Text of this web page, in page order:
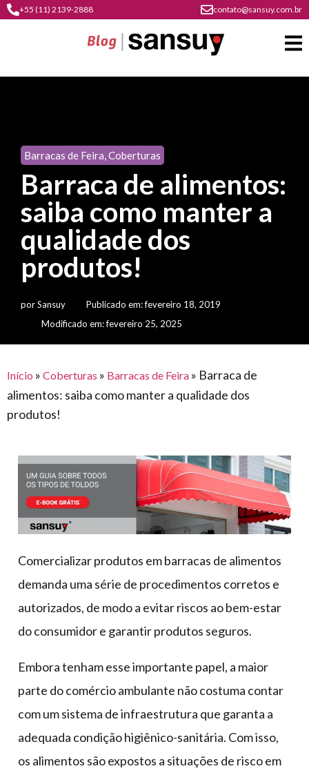
+55 (11) 2139-2888 contato@sansuy.com.br
contato
cultura
do
plástico
institucional
materiais
gratuitos
premiações
Agronegócio
psicultura
soluções
em
água
para
Coberturas
barracas
sansuy
de
feira
Indústria
visual
offshore
civil
piscinas
móveis,
calçados,
epi's
e
multiúso
Transporte
e logística
armazenagem
lonas
vida
de
Barracas de Feira,Coberturas
Barraca de alimentos:
saiba como manter a
qualidade dos
produtos!
porSansuy Publicado em:fevereiro 18, 2019
Modificado em: fevereiro 25, 2025
Início » Coberturas » Barracas de Feira » Barraca de
alimentos: saiba como manter a qualidade dos
produtos!
Comercializar produtos em barracas de alimentos
demanda uma série de procedimentos corretos e
autorizados, de modo a evitar riscos ao bem-estar
do consumidor e garantir produtos seguros.
Embora tenham esse importante papel, a maior
parte do comércio ambulante não costuma contar
com um sistema de infraestrutura que garanta a
adequada condição higiênico-sanitária. Com isso,
os alimentos são expostos a situações de risco em